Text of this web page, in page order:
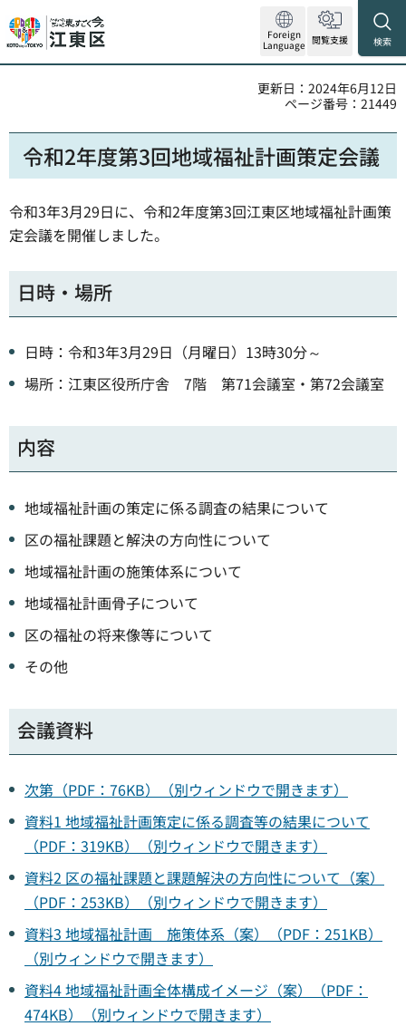
Foreign
Language 閲覧支援 検索
更新日：2024年6月12日
ページ番号：21449
令和2年度第3回地域福祉計画策定会議
令和3年3月29日に、令和2年度第3回江東区地域福祉計画策
定会議を開催しました。
日時・場所
日時：令和3年3月29日（月曜日）13時30分～
場所：江東区役所庁舎 7階 第71会議室・第72会議室
内容
地域福祉計画の策定に係る調査の結果について
区の福祉課題と解決の方向性について
地域福祉計画の施策体系について
地域福祉計画骨子について
区の福祉の将来像等について
その他
会議資料
次第（PDF：76KB）（別ウィンドウで開きます）
資料1 地域福祉計画策定に係る調査等の結果について
（PDF：319KB）（別ウィンドウで開きます）
資料2 区の福祉課題と課題解決の方向性について（案）
（PDF：253KB）（別ウィンドウで開きます）
資料3 地域福祉計画 施策体系（案）（PDF：251KB）
（別ウィンドウで開きます）
資料4 地域福祉計画全体構成イメージ（案）（PDF：
474KB）（別ウィンドウで開きます）